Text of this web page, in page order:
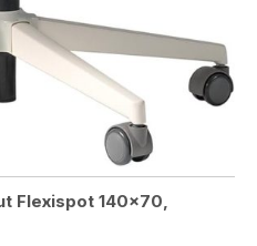
Flexispot 140×70,